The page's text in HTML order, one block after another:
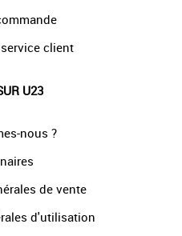
client
U23
nous ?
de vente
d'utilisation